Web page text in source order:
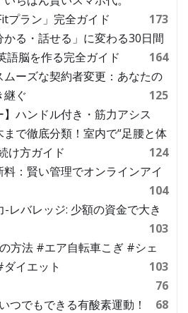
プラン」完全ガイド
173
る・話せる」に変わる30日間
脳を作る完全ガイド
164
ーズな契約者変更：あなたの
継ぐ
125
】ハンドル付き・筋力アシス
まで徹底分類！室内で“足腰と体
け方ガイド
124
：賢い管理でオンラインアイ
104
-レバレッジ: 少額の資金で大き
103
方法 #エア自転車こぎ #シェ
イエット
103
76
つでもできる有酸素運動！
68